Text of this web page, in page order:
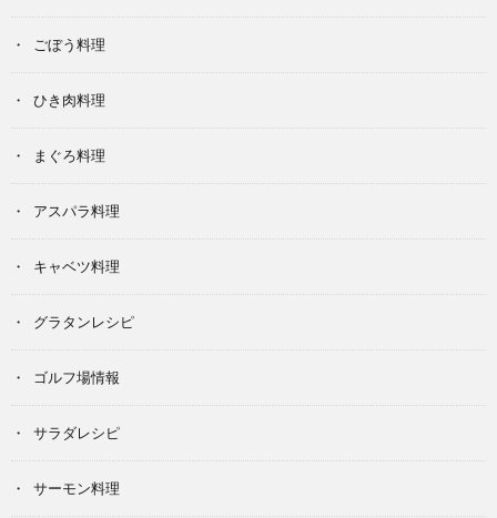
ごぼう料理
ひき肉料理
まぐろ料理
アスパラ料理
キャベツ料理
グラタンレシピ
ゴルフ場情報
サラダレシピ
サーモン料理